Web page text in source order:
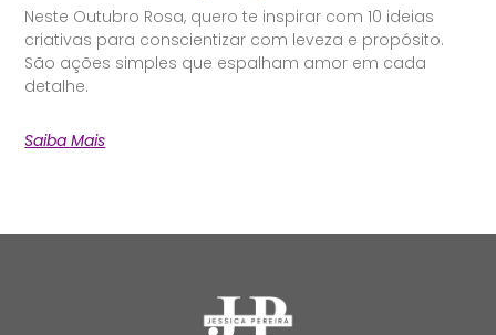
Neste Outubro Rosa, quero te inspirar com 10 ideias
criativas para conscientizar com leveza e propósito.
São ações simples que espalham amor em cada
detalhe.
Saiba Mais